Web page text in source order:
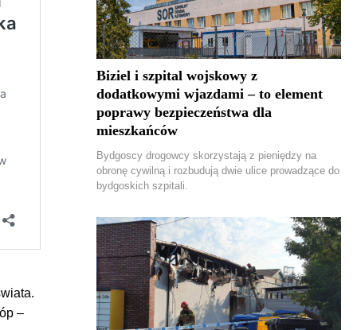
–
Biziel i szpital wojskowy z
dodatkowymi wjazdami – to element
poprawy bezpieczeństwa dla
mieszkańców
Bydgoscy drogowcy skorzystają z pieniędzy na
obronę cywilną i rozbudują dwie ulice prowadzące do
bydgoskich szpitali.